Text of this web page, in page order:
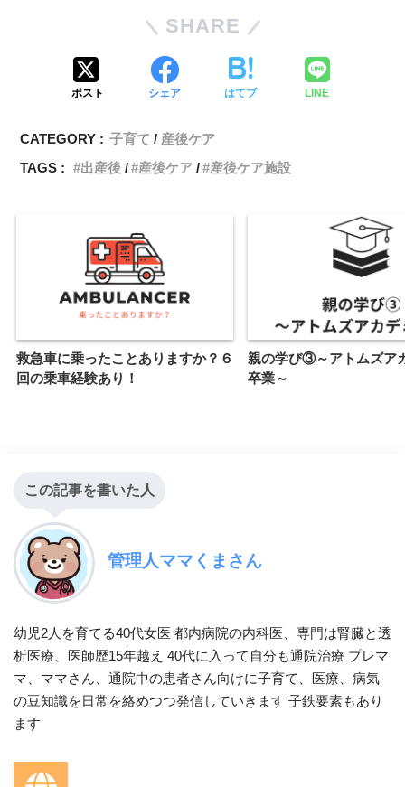
o
t
e
n
e
p
L
n
SHARE
ポスト シェア はてブ LINE
CATEGORY : 子育て
産後ケア
TAGS :
出産後 産後ケア 産後ケア施設
救急車に乗ったことありますか？６
回の乗車経験あり！
親の学び③～アトムズ
卒業～
この記事を書いた人
管理人ママくまさん
幼児2人を育てる40代女医 都内病院の内科医、専門は腎臓と透
析医療、医師歴15年越え 40代に入って自分も通院治療 プレマ
マ、ママさん、通院中の患者さん向けに子育て、医療、病気
の豆知識を日常を絡めつつ発信していきます 子鉄要素もあり
ます